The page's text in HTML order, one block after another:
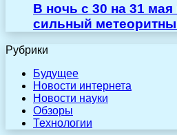
В ночь с 30 на 31
сильный
Рубрики
Будущее
Новости интернета
Новости науки
Обзоры
Технологии